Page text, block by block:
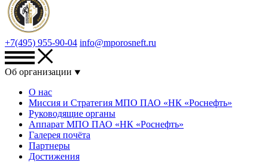
+7(495) 955-90-04 info@mporosneft.ru
Об организации
О нас
Миссия и Стратегия МПО ПАО «НК «Роснефть»
Руководящие органы
Аппарат МПО ПАО «НК «Роснефть»
Галерея почёта
Партнеры
Достижения